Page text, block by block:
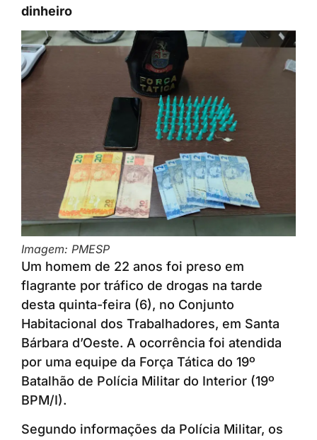
dinheiro
Imagem: PMESP
Um homem de 22 anos foi preso em
flagrante por tráfico de drogas na tarde
desta quinta-feira (6), no Conjunto
Habitacional dos Trabalhadores, em Santa
Bárbara d’Oeste. A ocorrência foi atendida
por uma equipe da Força Tática do 19º
Batalhão de Polícia Militar do Interior (19º
BPM/I).
Segundo informações da Polícia Militar, os